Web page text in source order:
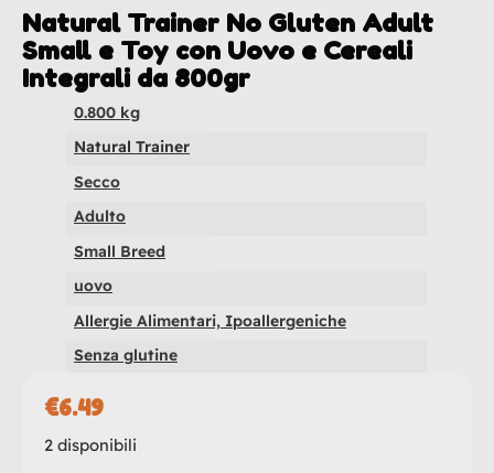
Natural Trainer No Gluten Adult
Small e Toy con Uovo e Cereali
Integrali da 800gr
0.800 kg
Natural Trainer
Secco
Adulto
Small Breed
uovo
Allergie Alimentari, Ipoallergeniche
Senza glutine
€6.49
2 disponibili